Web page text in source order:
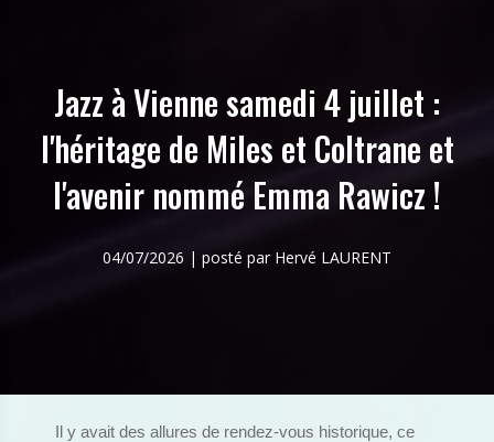
Jazz à Vienne samedi 4 juillet :
l'héritage de Miles et Coltrane et
l'avenir nommé Emma Rawicz !
04/07/2026 | posté par Hervé LAURENT
Il y avait des allures de rendez-vous historique, ce